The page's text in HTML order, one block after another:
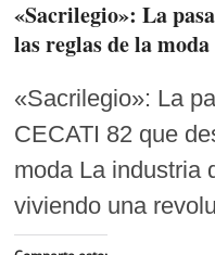
«Sacrilegio»: La
las reglas de la moda
«Sacrilegio»: La
CECATI 82 que
moda La industria
viviendo una